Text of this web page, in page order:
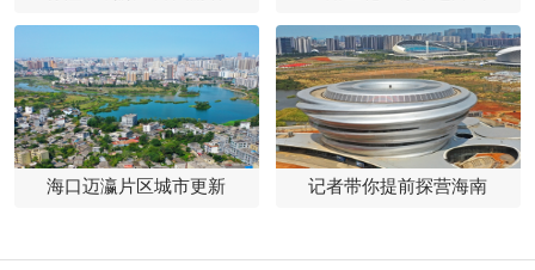
海口迈瀛片区城市更新 记者带你提前探营海南